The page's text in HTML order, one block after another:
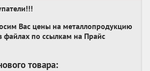
Вас цены на металлопродукцию
файлах по ссылкам на Прайс
товара: